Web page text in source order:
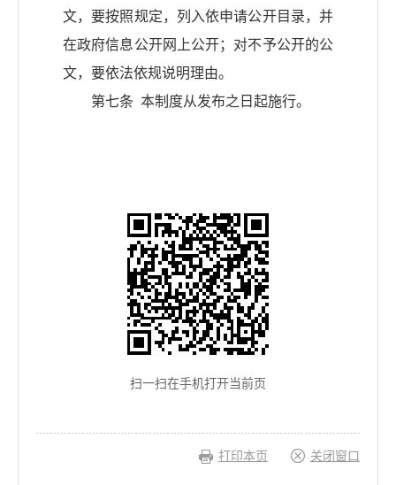
文，要按照规定，列入依申请公开目录，并
在政府信息公开网上公开；对不予公开的公
文，要依法依规说明理由。
第七条 本制度从发布之日起施行。
扫一扫在手机打开当前页
打印本页 关闭窗口